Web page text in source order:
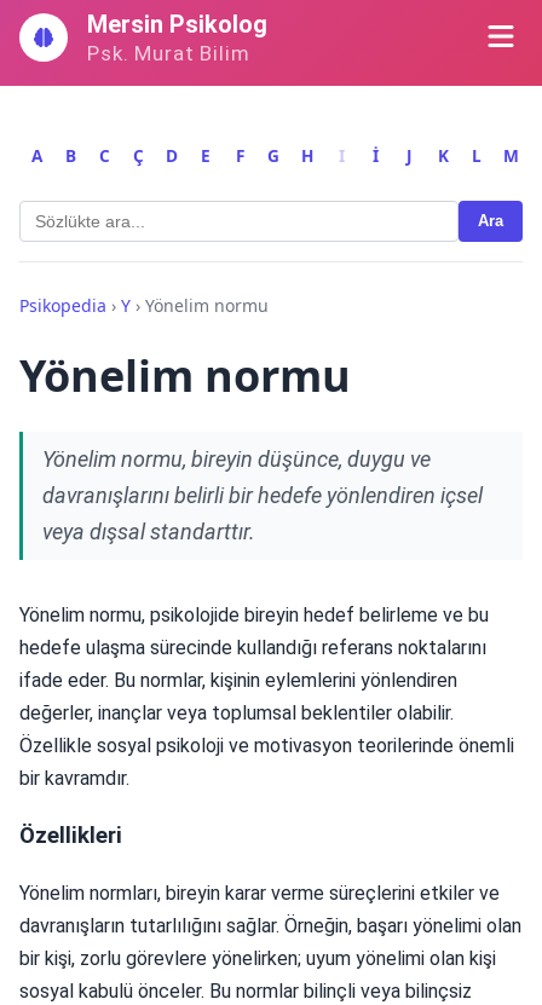
İçeriğe
geç
Mersin Psikolog
Psk. Murat Bilim
A B C Ç D E F G H I İ J K L M
Ara
Psikopedia › Y › Yönelim normu
Yönelim normu
Yönelim normu, bireyin düşünce, duygu ve
davranışlarını belirli bir hedefe yönlendiren içsel
veya dışsal standarttır.
Yönelim normu, psikolojide bireyin hedef belirleme ve bu
hedefe ulaşma sürecinde kullandığı referans noktalarını
ifade eder. Bu normlar, kişinin eylemlerini yönlendiren
değerler, inançlar veya toplumsal beklentiler olabilir.
Özellikle sosyal psikoloji ve motivasyon teorilerinde önemli
bir kavramdır.
Özellikleri
Yönelim normları, bireyin karar verme süreçlerini etkiler ve
davranışların tutarlılığını sağlar. Örneğin, başarı yönelimi olan
bir kişi, zorlu görevlere yönelirken; uyum yönelimi olan kişi
sosyal kabulü önceler. Bu normlar bilinçli veya bilinçsiz